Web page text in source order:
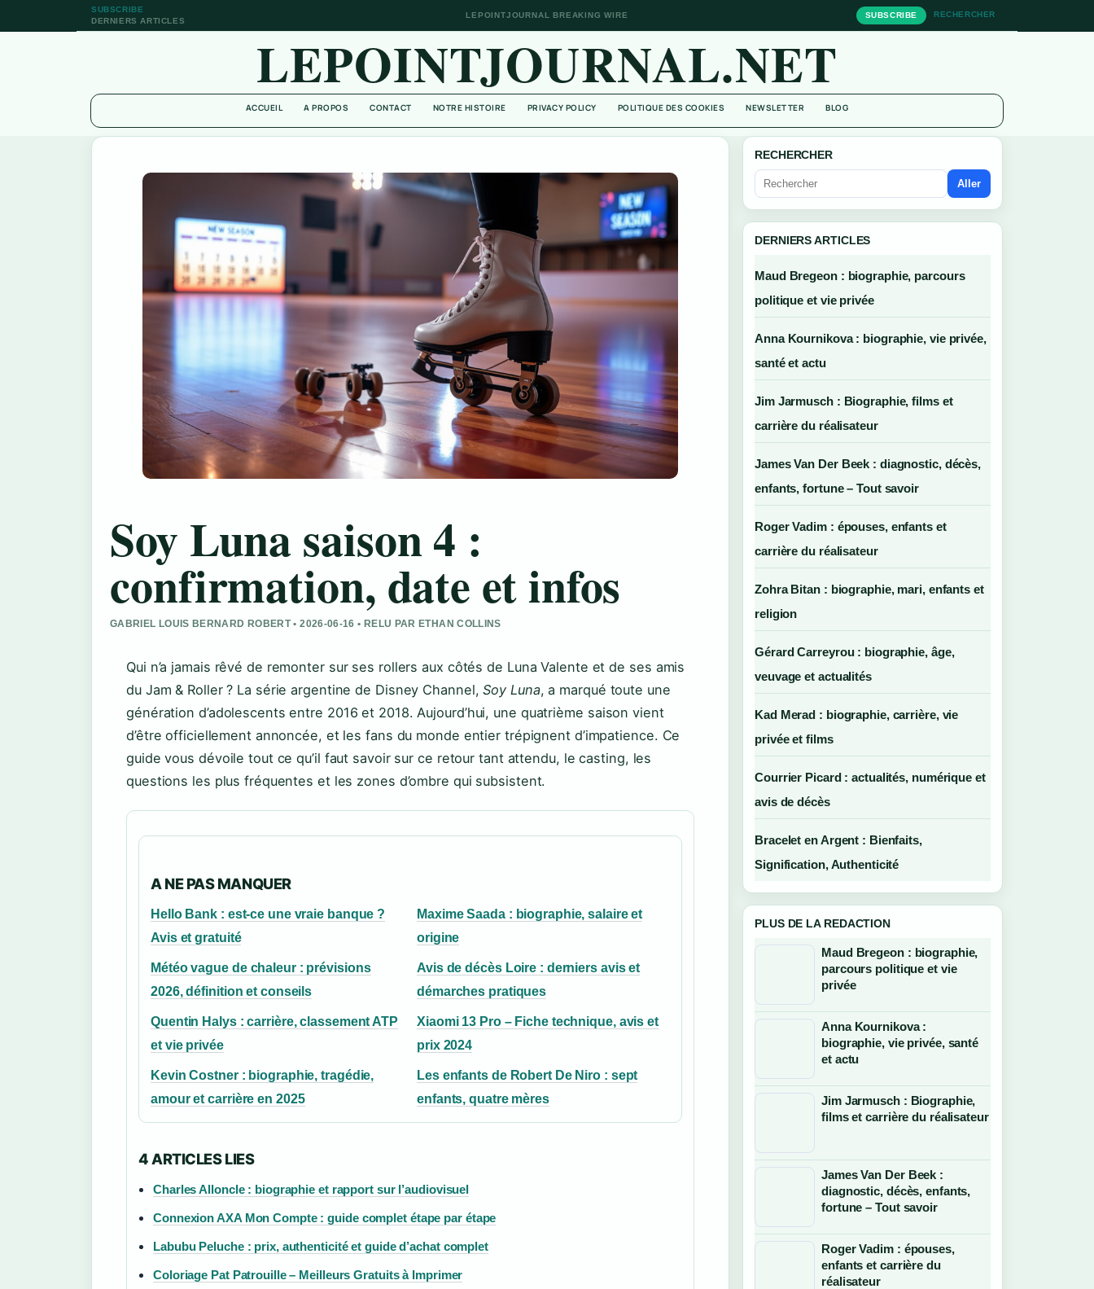
SUBSCRIBE
DERNIERS ARTICLES
LEPOINTJOURNAL BREAKING WIRE SUBSCRIBE RECHERCHER
LEPOINTJOURNAL.NET
ACCUEIL A PROPOS CONTACT NOTRE HISTOIRE PRIVACY POLICY POLITIQUE DES COOKIES NEWSLETTER BLOG
Soy Luna saison 4 :
confirmation, date et infos
GABRIEL LOUIS BERNARD ROBERT • 2026-06-16 • RELU PAR ETHAN COLLINS
Qui n’a jamais rêvé de remonter sur ses rollers aux côtés de Luna Valente et de ses amis
du Jam & Roller ? La série argentine de Disney Channel,Soy Luna, a marqué toute une
génération d’adolescents entre 2016 et 2018. Aujourd’hui, une quatrième saison vient
d’être officiellement annoncée, et les fans du monde entier trépignent d’impatience. Ce
guide vous dévoile tout ce qu’il faut savoir sur ce retour tant attendu, le casting, les
questions les plus fréquentes et les zones d’ombre qui subsistent.
A NE PAS MANQUER
Hello Bank : est-ce une vraie banque ?
Avis et gratuité
Maxime Saada : biographie, salaire et
origine
Météo vague de chaleur : prévisions
2026, définition et conseils
Avis de décès Loire : derniers avis et
démarches pratiques
Quentin Halys : carrière, classement ATP
et vie privée
Xiaomi 13 Pro – Fiche technique, avis et
prix 2024
Kevin Costner : biographie, tragédie,
amour et carrière en 2025
Les enfants de Robert De Niro : sept
enfants, quatre mères
4 ARTICLES LIES
Charles Alloncle : biographie et rapport sur l’audiovisuel
Connexion AXA Mon Compte : guide complet étape par étape
Labubu Peluche : prix, authenticité et guide d’achat complet
Coloriage Pat Patrouille – Meilleurs Gratuits à Imprimer
RECHERCHER
Aller
DERNIERS ARTICLES
Maud Bregeon : biographie, parcours
politique et vie privée
Anna Kournikova : biographie, vie privée,
santé et actu
Jim Jarmusch : Biographie, films et
carrière du réalisateur
James Van Der Beek : diagnostic, décès,
enfants, fortune – Tout savoir
Roger Vadim : épouses, enfants et
carrière du réalisateur
Zohra Bitan : biographie, mari, enfants et
religion
Gérard Carreyrou : biographie, âge,
veuvage et actualités
Kad Merad : biographie, carrière, vie
privée et films
Courrier Picard : actualités, numérique et
avis de décès
Bracelet en Argent : Bienfaits,
Signification, Authenticité
PLUS DE LA REDACTION
Maud Bregeon : biographie,
parcours politique et vie
privée
Anna Kournikova :
biographie, vie privée, santé
et actu
Jim Jarmusch : Biographie,
films et carrière du réalisateur
James Van Der Beek :
diagnostic, décès, enfants,
fortune – Tout savoir
Roger Vadim : épouses,
enfants et carrière du
réalisateur